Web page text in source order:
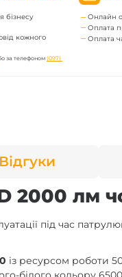
бізнесу
кожного
за телефоном(097)
Онлайн
Оплата
Оплата
Відгуки
2000 лм
під час
із ресурсом роботи